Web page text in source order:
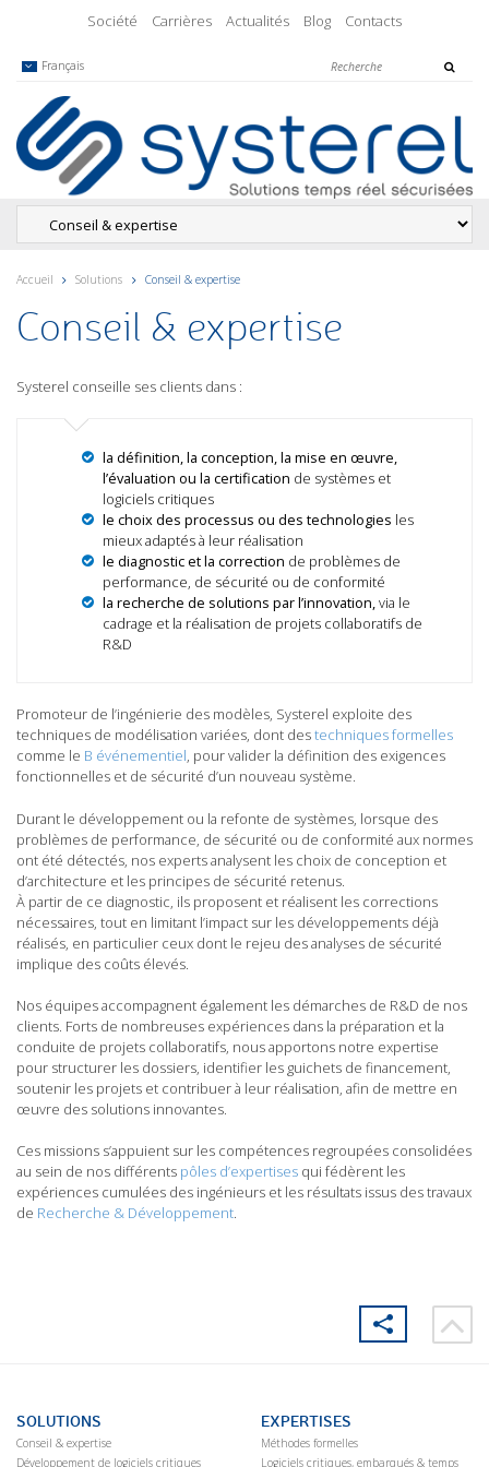
Société Carrières Actualités Blog Contacts
Français
Accueil Solutions Conseil & expertise
Conseil & expertise
Systerel conseille ses clients dans :
la définition, la conception, la mise en œuvre,
l’évaluation ou la certification de systèmes et
logiciels critiques
le choix des processus ou des technologies les
mieux adaptés à leur réalisation
le diagnostic et la correction de problèmes de
performance, de sécurité ou de conformité
la recherche de solutions par l’innovation, via le
cadrage et la réalisation de projets collaboratifs de
R&D
Promoteur de l’ingénierie des modèles, Systerel exploite des
techniques de modélisation variées, dont destechniques formelles
comme le B événementiel, pour valider la définition des exigences
fonctionnelles et de sécurité d’un nouveau système.
Durant le développement ou la refonte de systèmes, lorsque des
problèmes de performance, de sécurité ou de conformité aux normes
ont été détectés, nos experts analysent les choix de conception et
d’architecture et les principes de sécurité retenus.
À partir de ce diagnostic, ils proposent et réalisent les corrections
nécessaires, tout en limitant l’impact sur les développements déjà
réalisés, en particulier ceux dont le rejeu des analyses de sécurité
implique des coûts élevés.
Nos équipes accompagnent également les démarches de R&D de nos
clients. Forts de nombreuses expériences dans la préparation et la
conduite de projets collaboratifs, nous apportons notre expertise
pour structurer les dossiers, identifier les guichets de financement,
soutenir les projets et contribuer à leur réalisation, afin de mettre en
œuvre des solutions innovantes.
Ces missions s’appuient sur les compétences regroupées consolidées
au sein de nos différents pôles d’expertises qui fédèrent les
expériences cumulées des ingénieurs et les résultats issus des travaux
de Recherche & Développement.
SOLUTIONS
Conseil & expertise
Développement de logiciels critiques
EXPERTISES
Méthodes formelles
Logiciels critiques, embarqués & temps